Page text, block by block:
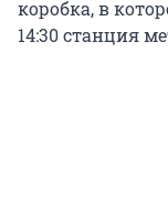
коробка, в
14:30 станция